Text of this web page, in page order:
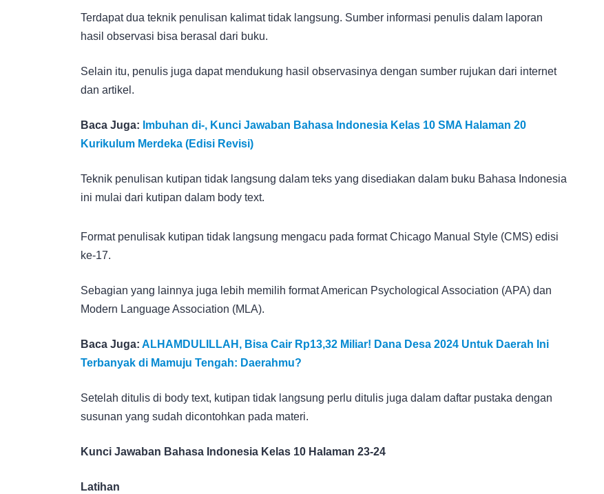
Terdapat dua teknik penulisan kalimat tidak langsung. Sumber informasi penulis dalam laporan
hasil observasi bisa berasal dari buku.
Selain itu, penulis juga dapat mendukung hasil observasinya dengan sumber rujukan dari internet
dan artikel.
Baca Juga: Imbuhan di-, Kunci Jawaban Bahasa Indonesia Kelas 10 SMA Halaman 20
Kurikulum Merdeka (Edisi Revisi)
Teknik penulisan kutipan tidak langsung dalam teks yang disediakan dalam buku Bahasa Indonesia
ini mulai dari kutipan dalam body text.
Format penulisak kutipan tidak langsung mengacu pada format Chicago Manual Style (CMS) edisi
ke-17.
Sebagian yang lainnya juga lebih memilih format American Psychological Association (APA) dan
Modern Language Association (MLA).
Baca Juga: ALHAMDULILLAH, Bisa Cair Rp13,32 Miliar! Dana Desa 2024 Untuk Daerah Ini
Terbanyak di Mamuju Tengah: Daerahmu?
Setelah ditulis di body text, kutipan tidak langsung perlu ditulis juga dalam daftar pustaka dengan
susunan yang sudah dicontohkan pada materi.
Kunci Jawaban Bahasa Indonesia Kelas 10 Halaman 23-24
Latihan